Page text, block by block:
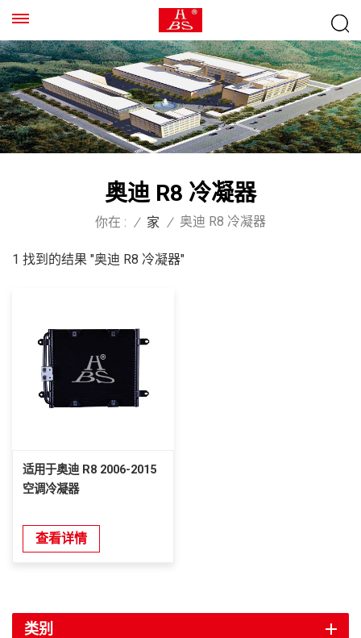
奥迪 R8 冷凝器
你在 : / 家 / 奥迪 R8 冷凝器
1 找到的结果 "奥迪 R8 冷凝器"
适用于奥迪 R8 2006-2015
空调冷凝器
查看详情
类别